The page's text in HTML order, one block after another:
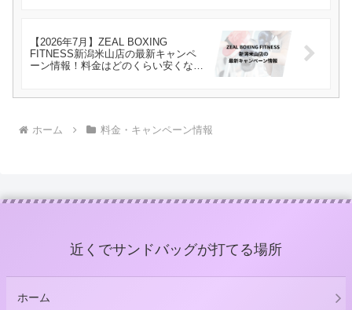
【2026年7月】ZEAL BOXING
FITNESS新潟米山店の最新キャンペ
ーン情報！料金はどのくらい安くな
ホーム 料金・キャンペーン情報
近くでサンドバッグが打てる場所
ホーム